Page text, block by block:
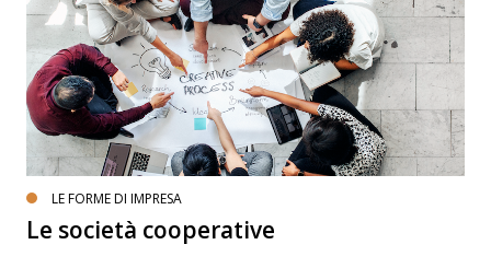
LE FORME DI IMPRESA
Le società cooperative